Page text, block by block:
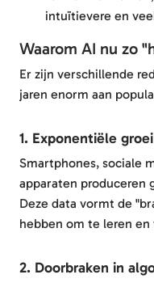
intuïtievere en
Waarom AI nu zo
Er zijn verschillende
jaren enorm aan
1. Exponentiële
Smartphones, sociale
apparaten produceren
Deze data vormt de
hebben om te leren
2. Doorbraken in